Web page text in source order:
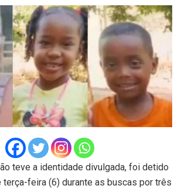
teve a identidade divulgada, foi detido
terça-feira (6) durante as buscas por três